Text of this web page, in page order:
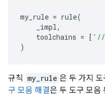
my_rule = rule(
_impl,
toolchains = [ '//
)
규칙 my_rule 은 두 가지
구 모음 해결은 두 도구 모음